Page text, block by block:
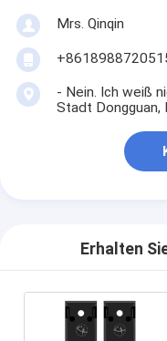
Mrs. Qinqin
- Nein. Ich weiß
Stadt Dongguan,
Erhalten